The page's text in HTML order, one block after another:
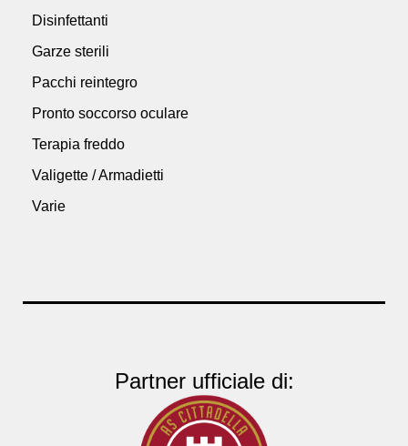
Disinfettanti
Garze sterili
Pacchi reintegro
Pronto soccorso oculare
Terapia freddo
Valigette / Armadietti
Varie
Partner ufficiale di: